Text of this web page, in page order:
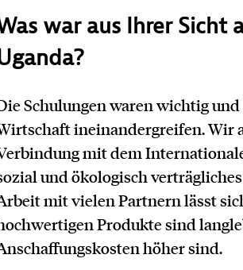
war aus Ihrer Sicht
Schulungen waren wichtig
ineinandergreifen. Wir
mit dem
und ökologisch
mit vielen Partnern lässt
Produkte sind
höher sind.